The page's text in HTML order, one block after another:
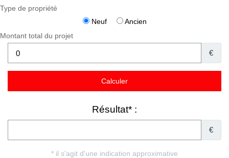
Type de propriété
Neuf
Ancien
Montant total du projet
€
Résultat* :
€
* il s'agit d'une indication approximative